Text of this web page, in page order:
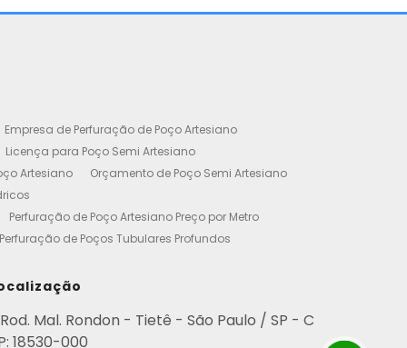
Empresa de Perfuração de Poço Artesiano
Licença para Poço Semi Artesiano
Artesiano
Orçamento de Poço Semi Artesiano
Perfuração de Poço Artesiano Preço por Metro
Perfuração de Poços Tubulares Profundos
de Perfuração de Poço Artesiano
de Poço Artesiano
Rod. Mal. Rondon - Tietê - São Paulo / SP - C
18530-000